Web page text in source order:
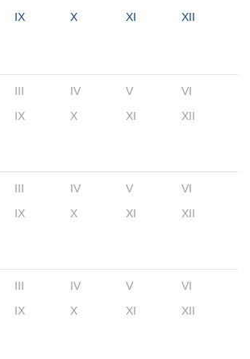
IX X XI XII
III IV V
VI
IX X XI XII
III IV V
VI
IX X XI XII
III IV V
VI
IX X XI XII